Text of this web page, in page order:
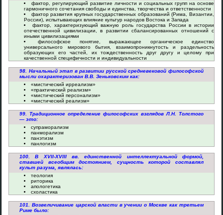
фактор, регулирующий развитие личности и социальных групп на основе
гармоничного сочетания свободы и единства, творчества и ответственности
фактор развития крупных государственных образований (Рима, Византии,
России), испытывающих влияние культур народов Востока и Запада
фактор, характеризующий важную роль государства России в истории
отечественной цивилизации, в развитии сбалансированных отношений с
иными цивилизациями
философское понятие, выражающее органическое единство
универсального мирового бытия, взаимопроникнутость и раздельность
образующих его частей, их тождественность друг другу и целому при
качественной специфичности и индивидуальности
98. Начальный этап в развитии русской средневековой философской
мысли охарактеризован В.В. Зеньковским как:
«мистический ирреализм»
«практический реализм»
«мистический персонализм»
«мистический реализм»
99. Традиционное определение философских взглядов Л.Н. Толстого
— это:
супраморализм
панморализм
панэтизм
панлогизм
100. В XVII-XVIII вв. единственной интеллектуальной формой,
ставшей всеобщим достоянием, сущность которой составлял
культ разума, являлась:
теология
риторика
апологетика
схоластика
101. Возвеличивание царской власти в учении о Москве как третьем
Риме было: